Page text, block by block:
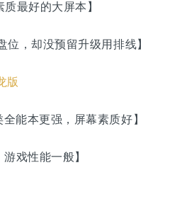
质最好的大屏本】
位，却没预留升级用排线】
版
能本更强，屏幕素质好】
戏性能一般】